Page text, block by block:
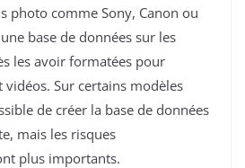
photo comme Sony, Canon ou
base de données sur les
les avoir formatées pour
Sur certains modèles
de créer la base de données
mais les risques
plus importants.